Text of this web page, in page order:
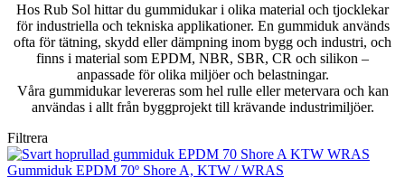
Hos Rub Sol hittar du gummidukar i olika material och tjocklekar
för industriella och tekniska applikationer. En gummiduk används
ofta för tätning, skydd eller dämpning inom bygg och industri, och
finns i material som EPDM, NBR, SBR, CR och silikon –
anpassade för olika miljöer och belastningar.
Våra gummidukar levereras som hel rulle eller metervara och kan
användas i allt från byggprojekt till krävande industrimiljöer.
Filtrera
Gummiduk EPDM 70º Shore A, KTW / WRAS